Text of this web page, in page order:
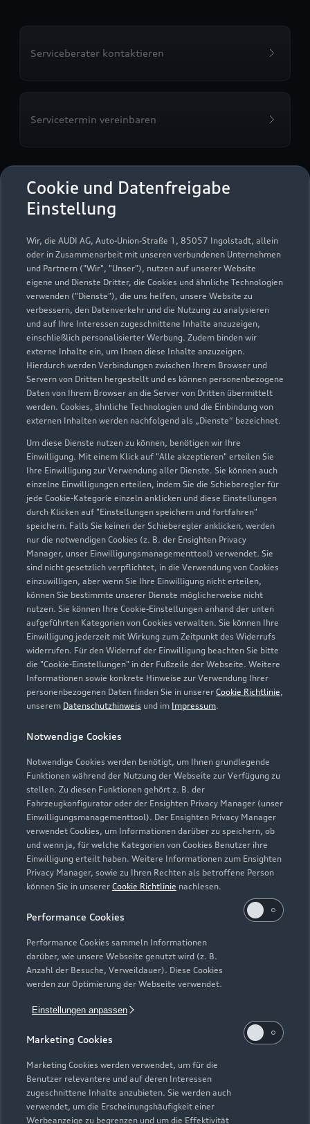
Cookie und Datenfreigabe
Einstellung
Wir, die AUDI AG, Auto-Union-Straße 1, 85057 Ingolstadt, allein
oder in Zusammenarbeit mit unseren verbundenen Unternehmen
und Partnern ("Wir", "Unser"), nutzen auf unserer Website
eigene und Dienste Dritter, die Cookies und ähnliche Technologien
verwenden ("Dienste"), die uns helfen, unsere Website zu
verbessern, den Datenverkehr und die Nutzung zu analysieren
und auf Ihre Interessen zugeschnittene Inhalte anzuzeigen,
einschließlich personalisierter Werbung. Zudem binden wir
externe Inhalte ein, um Ihnen diese Inhalte anzuzeigen.
Hierdurch werden Verbindungen zwischen Ihrem Browser und
Servern von Dritten hergestellt und es können personenbezogene
Daten von Ihrem Browser an die Server von Dritten übermittelt
werden. Cookies, ähnliche Technologien und die Einbindung von
externen Inhalten werden nachfolgend als „Dienste“ bezeichnet.
Um diese Dienste nutzen zu können, benötigen wir Ihre
Einwilligung. Mit einem Klick auf "Alle akzeptieren" erteilen Sie
Ihre Einwilligung zur Verwendung aller Dienste. Sie können auch
einzelne Einwilligungen erteilen, indem Sie die Schieberegler für
jede Cookie-Kategorie einzeln anklicken und diese Einstellungen
durch Klicken auf "Einstellungen speichern und fortfahren"
speichern. Falls Sie keinen der Schieberegler anklicken, werden
nur die notwendigen Cookies (z. B. der Ensighten Privacy
Manager, unser Einwilligungsmanagementtool) verwendet. Sie
sind nicht gesetzlich verpflichtet, in die Verwendung von Cookies
einzuwilligen, aber wenn Sie Ihre Einwilligung nicht erteilen,
können Sie bestimmte unserer Dienste möglicherweise nicht
nutzen. Sie können Ihre Cookie-Einstellungen anhand der unten
aufgeführten Kategorien von Cookies verwalten. Sie können Ihre
Einwilligung jederzeit mit Wirkung zum Zeitpunkt des Widerrufs
widerrufen. Für den Widerruf der Einwilligung beachten Sie bitte
die "Cookie-Einstellungen" in der Fußzeile der Webseite. Weitere
Informationen sowie konkrete Hinweise zur Verwendung Ihrer
personenbezogenen Daten finden Sie in unserer Cookie Richtlinie,
unserem Datenschutzhinweis und im Impressum.
Notwendige Cookies
Notwendige Cookies werden benötigt, um Ihnen grundlegende
Funktionen während der Nutzung der Webseite zur Verfügung zu
stellen. Zu diesen Funktionen gehört z. B. der
Fahrzeugkonfigurator oder der Ensighten Privacy Manager (unser
Einwilligungsmanagementtool). Der Ensighten Privacy Manager
verwendet Cookies, um Informationen darüber zu speichern, ob
und wenn ja, für welche Kategorien von Cookies Benutzer ihre
Einwilligung erteilt haben. Weitere Informationen zum Ensighten
Privacy Manager, sowie zu Ihren Rechten als betroffene Person
können Sie in unserer Cookie Richtlinie nachlesen.
Performance Cookies
Performance Cookies sammeln Informationen
darüber, wie unsere Webseite genutzt wird (z. B.
Anzahl der Besuche, Verweildauer). Diese Cookies
werden zur Optimierung der Webseite verwendet.
Einstellungen anpassen
Marketing Cookies
Marketing Cookies werden verwendet, um für die
Benutzer relevantere und auf deren Interessen
zugeschnittene Inhalte anzubieten. Sie werden auch
verwendet, um die Erscheinungshäufigkeit einer
Werbeanzeige zu begrenzen und um die Effektivität
Serviceberater kontaktieren
Servicetermin vereinbaren
EF S Automobile GmbH
Felix-Wankel-Straße 40
70794 Filderstadt
0711 709770
info.filderstadt@efs-automobile.de
Kontaktdaten herunterladen
Öffnungszeiten
Service
Geschlossen,öffnet am Montag 07:15
Montag - Freitag
Samstag -
Sonntag
Geschlossen
Zurück nach oben
Alle Modelle
Modelle vergleichen
Kaufen & leasen
Neuwagensuche
Gebrauchtwagensuche
Gebrauchtwagen
Finanzierung
Aktionen & Angebote
Geschäftskunden
Service & Zubehör
Audi Services
Garantie
Audi digital services
Support
Kundenservice
Händlersuche
Audi Code
Unternehmen